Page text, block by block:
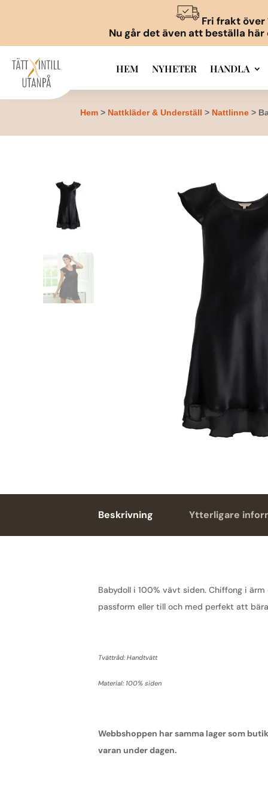
Fri frakt över
Nu går det även att beställa
HEM NYHETER HANDLA
Hem > Nattkläder & Underställ > Nattlinne >
Beskrivning Ytterligare
Babydoll i 100% vävt siden. Chiffong i
passform eller till och med perfekt att
Tvättråd: Handtvätt
Material: 100% siden
Webbshoppen har samma lager som
varan under dagen.